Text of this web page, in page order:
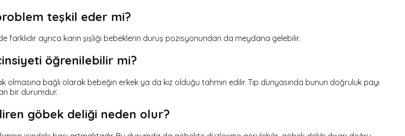
teşkil eder mi?
farklıdır ayrıca karın şişliği bebeklerin duruş pozisyonundan da meydana gelebilir.
öğrenilebilir mi?
olmasına bağlı olarak bebeğin erkek ya da kız olduğu tahmin edilir. Tıp dünyasında bunun doğruluk payı
bir durumdur.
göbek deliği neden olur?